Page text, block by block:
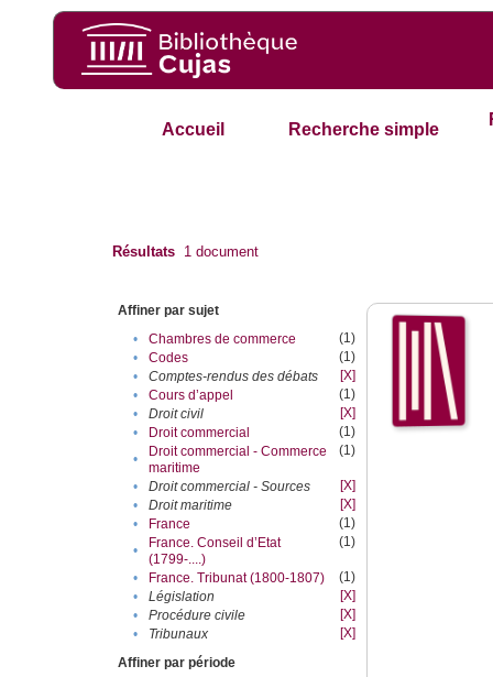
Accueil Recherche simple
Résultats 1 document
Affiner par sujet
•
Chambres de commerce
(1)
•
Codes
(1)
•
Comptes-rendus des débats
[X]
•
Cours d’appel
(1)
•
Droit civil
[X]
•
Droit commercial
(1)
•
Droit commercial - Commerce
maritime
(1)
• Droit commercial - Sources
[X]
•
Droit maritime
[X]
•
France
(1)
•
France. Conseil d’Etat
(1799-....)
(1)
• France. Tribunat (1800-1807)
(1)
•
Législation
[X]
•
Procédure civile
[X]
•
Tribunaux
[X]
Affiner par période